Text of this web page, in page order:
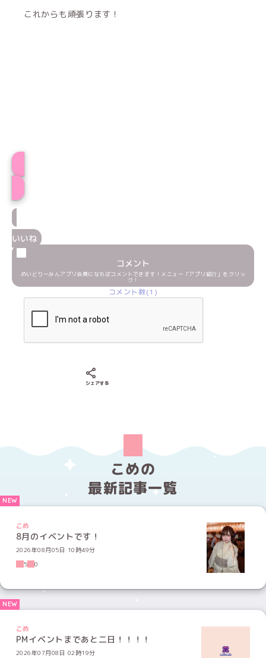
これからも頑張ります！
いいね
コメント
めいどりーみんアプリ会員になればコメントできます！メニュー「アプリ紹介」をクリッ
ク！
コメント数(1)
シェアする
こめの
最新記事一覧
こめ
8月のイベントです！
2026年08月05日 10時49分
5
0
こめ
PMイベントまであと二日！！！！
2026年07月08日 02時19分